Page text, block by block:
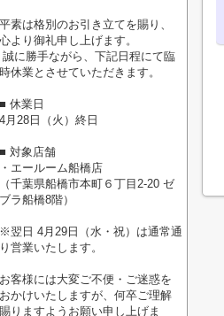
平素は格別のお引き立てを賜り、
心より御礼申し上げます。
誠に勝手ながら、下記日程にて臨
時休業とさせていただきます。
■ 休業日
4月28日（火）終日
■ 対象店舗
・エールーム船橋店
（千葉県船橋市本町６丁目2-20 ゼ
ブラ船橋8階）
※翌日 4月29日（水・祝）は通常通
り営業いたします。
お客様には大変ご不便・ご迷惑を
おかけいたしますが、何卒ご理解
賜りますようお願い申し上げま